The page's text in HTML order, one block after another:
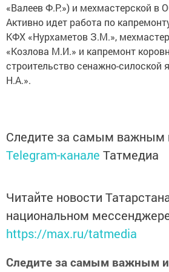
«Валеев Ф.Р.») и мехмастерской в
Активно идет работа по
КФХ «Нурхаметов З.М.»,
«Козлова М.И.» и капремонт
строительство сенажно-
Н.А.».
Следите за самым важным
Telegram-канале Татмедиа
Читайте новости
национальном
https://max.ru/tatmedia
Следите за самым важным